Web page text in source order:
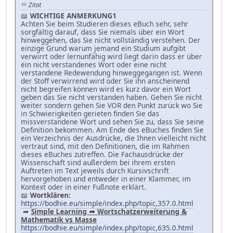
Zitat
📖 WICHTIGE ANMERKUNG1
Achten Sie beim Studieren dieses eBuch sehr, sehr
sorgfältig darauf, dass Sie niemals über ein Wort
hinweggehen, das Sie nicht vollständig verstehen. Der
einzige Grund warum jemand ein Studium aufgibt
verwirrt oder lernunfähig wird liegt darin dass er über
ein nicht verstandenes Wort oder eine nicht
verstandene Redewendung hinweggegangen ist. Wenn
der Stoff verwirrend wird oder Sie ihn anscheinend
nicht begreifen können wird es kurz davor ein Wort
geben das Sie nicht verstanden haben. Gehen Sie nicht
weiter sondern gehen Sie VOR den Punkt zurück wo Sie
in Schwierigkeiten gerieten finden Sie das
missverstandene Wort und sehen Sie zu, dass Sie seine
Definition bekommen. Am Ende des eBuches finden Sie
ein Verzeichnis der Ausdrücke, die Ihnen vielleicht nicht
vertraut sind, mit den Definitionen, die im Rahmen
dieses eBuches zutreffen. Die Fachausdrücke der
Wissenschaft sind außerdem bei ihrem ersten
Auftreten im Text jeweils durch Kursivschrift
hervorgehoben und entweder in einer Klammer, im
Kontext oder in einer Fußnote erklärt.
📖 Wortklären:
https://bodhie.eu/simple/index.php/topic,357.0.html
➦Simple Learning ➦ Wortschatzerweiterung &
Mathematik vs Masse
https://bodhie.eu/simple/index.php/topic,635.0.html